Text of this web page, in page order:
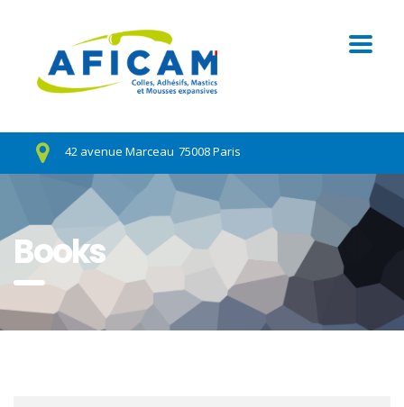
42 avenue Marceau 75008 Paris
Books